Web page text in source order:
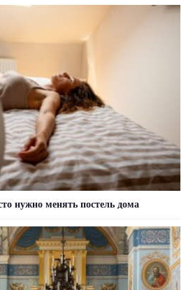
нужно менять постель дома